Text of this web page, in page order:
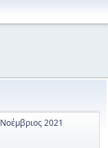
Νοέμβριος 2021